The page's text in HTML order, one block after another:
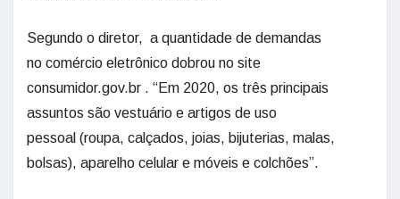
Segundo o diretor, a quantidade de demandas
no comércio eletrônico dobrou no site
consumidor.gov.br . “Em 2020, os três principais
assuntos são vestuário e artigos de uso
pessoal (roupa, calçados, joias, bijuterias, malas,
bolsas), aparelho celular e móveis e colchões”.